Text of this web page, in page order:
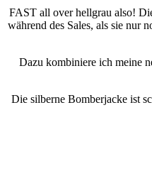
FAST all over hellgrau also!
während des Sales, als sie nur
Dazu kombiniere ich meine
Die silberne Bomberjacke ist